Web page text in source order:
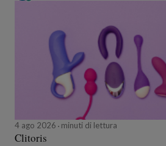
4 ago 2026 minuti di lettura
Clitoris